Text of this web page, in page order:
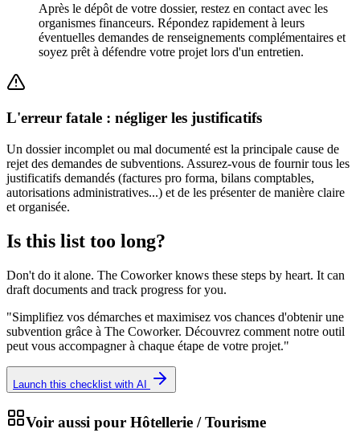
Après le dépôt de votre dossier, restez en contact avec les
organismes financeurs. Répondez rapidement à leurs
éventuelles demandes de renseignements complémentaires et
soyez prêt à défendre votre projet lors d'un entretien.
L'erreur fatale : négliger les justificatifs
Un dossier incomplet ou mal documenté est la principale cause de
rejet des demandes de subventions. Assurez-vous de fournir tous les
justificatifs demandés (factures pro forma, bilans comptables,
autorisations administratives...) et de les présenter de manière claire
et organisée.
Is this list too long?
Don't do it alone. The Coworker knows these steps by heart. It can
draft documents and track progress for you.
"Simplifiez vos démarches et maximisez vos chances d'obtenir une
subvention grâce à The Coworker. Découvrez comment notre outil
peut vous accompagner à chaque étape de votre projet."
Launch this checklist with AI
Voir aussi pour Hôtellerie / Tourisme